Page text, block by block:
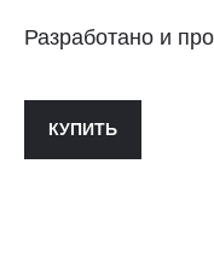
Разработано и
КУПИТЬ
ОООО "СИЛА МЕСТА", ИНН:
ПУБЛИЧНАЯ ОФЕРТА↗